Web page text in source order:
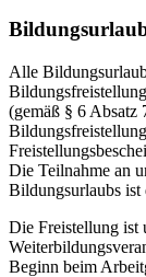
Alle
(gemäß § 6 Absatz
Die Teilnahme an
Bildungsurlaubs
Die Freistellung ist
Beginn beim